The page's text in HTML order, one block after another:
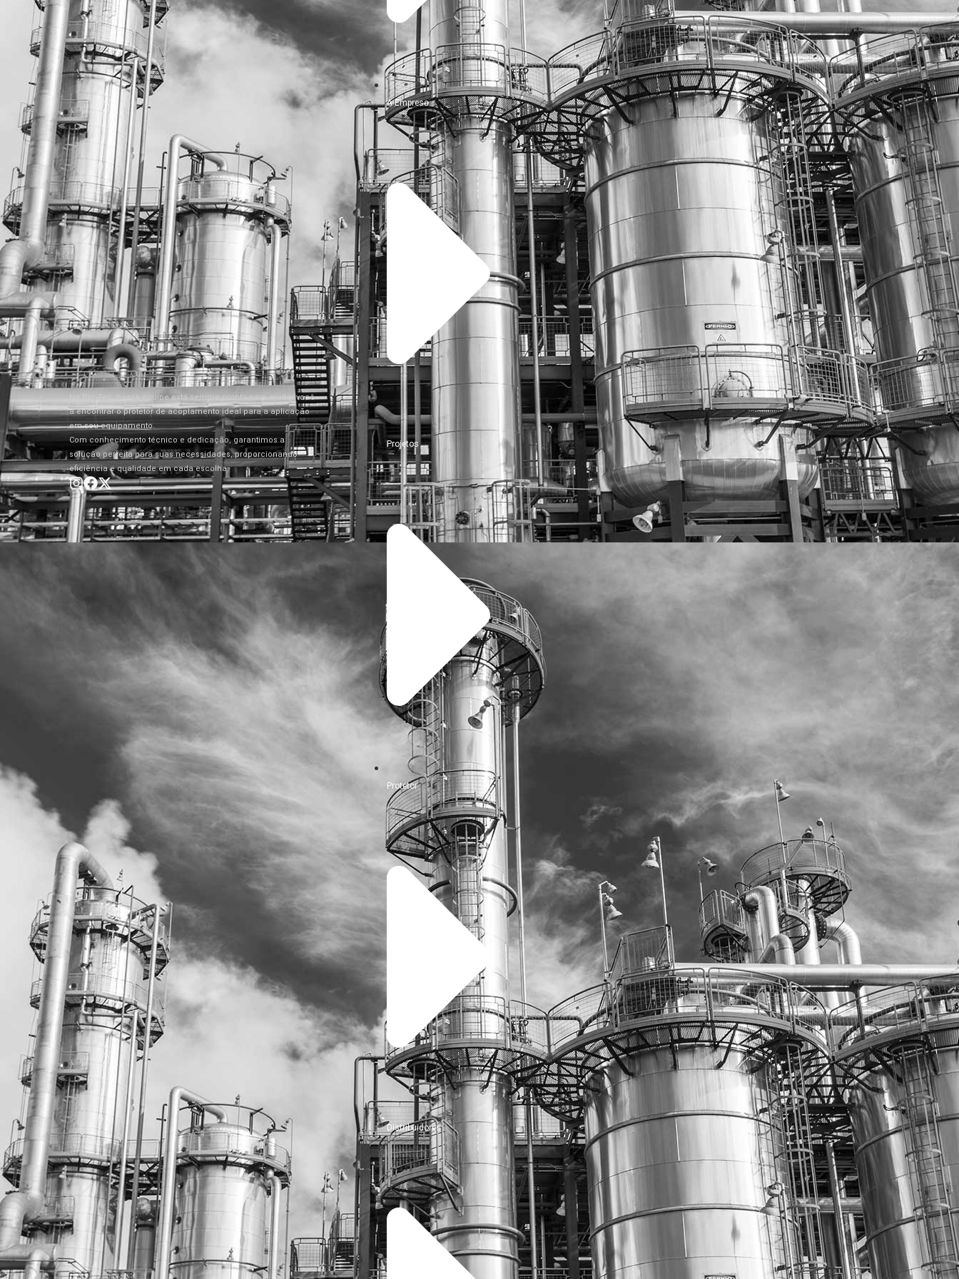
Na Pro-Tec, nossa equipe está sempre pronta para ajudar você
a encontrar o protetor de acoplamento ideal para a aplicação
em seu equipamento.
Com conhecimento técnico e dedicação, garantimos a
solução perfeita para suas necessidades, proporcionando
eficiência e qualidade em cada escolha.
A Empresa
Projetos
Protetor
Distribuidores